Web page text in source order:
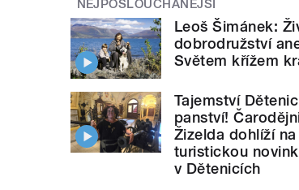
NEJPOSLOUCHANĚJŠÍ
Leoš Šimánek:
dobrodružství
Světem křížem
Tajemství
panství!
Žizelda dohlíží na
turistickou
v Dětenicích